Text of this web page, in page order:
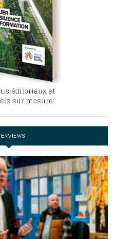
éditoriaux et
sur mesure